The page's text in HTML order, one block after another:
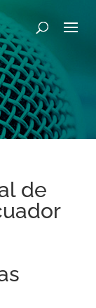
de